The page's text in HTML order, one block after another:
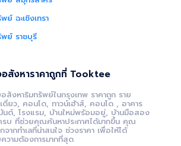
ย์ ฉะเชิงเทรา
พย์ ราชบุรี
อสังหาราคาถูกที่ Tooktee
สังหาริมทรัพย์ในกรุงเทพ ราคาถูก ราย
ดี่ยว, คอนโด, ทาวน์เฮ้าส์, คอนโด , อาคาร
นต์, โรงแรม, บ้านใหม่พร้อมอยู่, บ้านมือสอง
รบ ที่ช่วยคุณค้นหาประกาศได้มากขึ้น คุณ
จากทำเลที่น่าสนใจ ช่วงราคา เพื่อให้ได้
วามต้องการมากที่สุด